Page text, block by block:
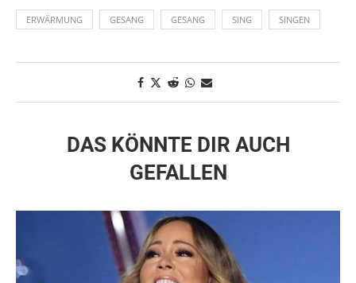
ERWÄRMUNG GESANG GESANG SING SINGEN
DAS KÖNNTE DIR AUCH
GEFALLEN